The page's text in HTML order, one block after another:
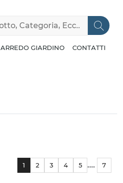
ARREDO GIARDINO CONTATTI
1 2 3 4 5 .... 7